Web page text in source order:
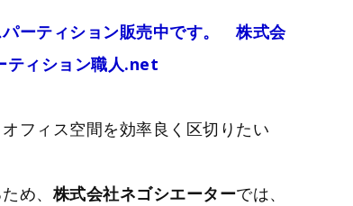
ーティション販売中です。 株式会
ティション職人.net
フィス空間を効率良く区切りたい
め、株式会社ネゴシエーターでは、